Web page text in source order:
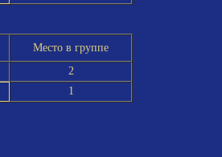
Место в группе
2
1